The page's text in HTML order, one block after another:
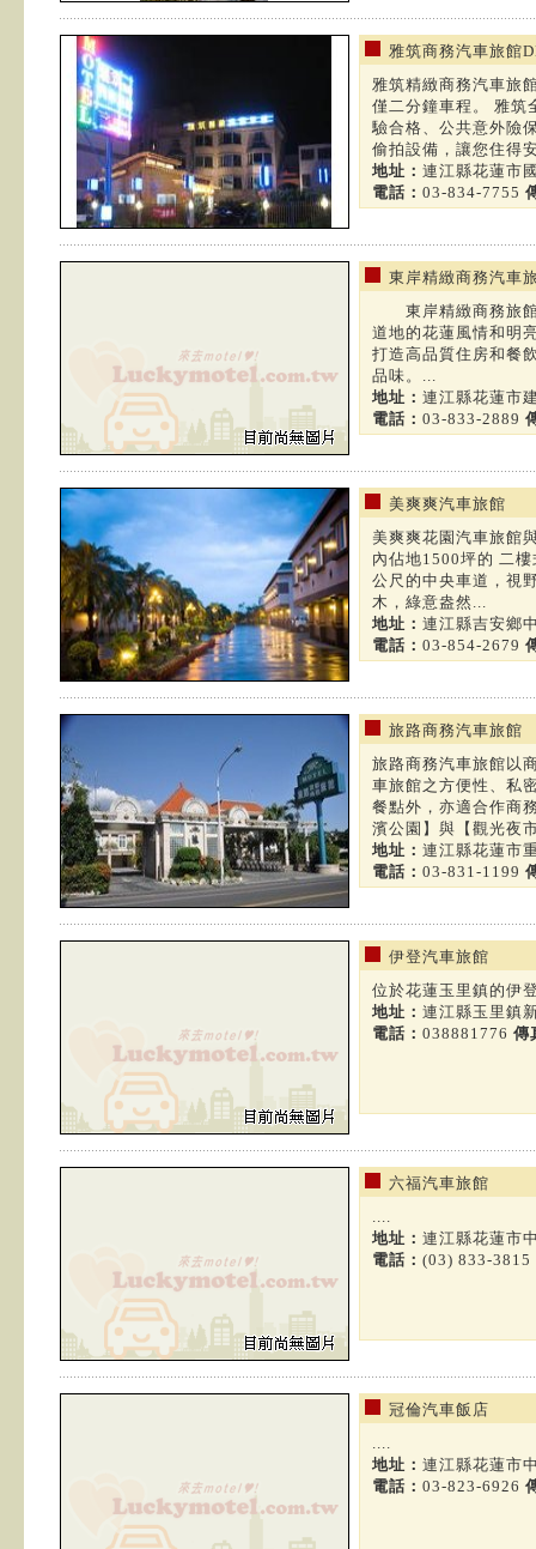
雅筑商務汽車旅館
雅筑精緻商務汽車旅
僅二分鐘車程。 雅筑
驗合格、公共意外險
偷拍設備，讓您住得
地址： 連江縣花蓮市
電話： 03-834-7755
東岸精緻商務汽車
東岸精緻商務旅館
道地的花蓮風情和明
打造高品質住房和餐
品味。...
地址： 連江縣花蓮市
電話： 03-833-2889
美爽爽汽車旅館
美爽爽花園汽車旅館
內佔地1500坪的 二
公尺的中央車道，視
木，綠意盎然...
地址： 連江縣吉安鄉
電話： 03-854-2679
旅路商務汽車旅館
旅路商務汽車旅館以
車旅館之方便性、私
餐點外，亦適合作商
濱公園】與【觀光夜
地址： 連江縣花蓮市
電話： 03-831-1199
伊登汽車旅館
位於花蓮玉里鎮的伊
地址： 連江縣玉里鎮
電話： 038881776 傳
六福汽車旅館
....
地址： 連江縣花蓮市
電話： (03) 833-
冠倫汽車飯店
....
地址： 連江縣花蓮市
電話： 03-823-6926